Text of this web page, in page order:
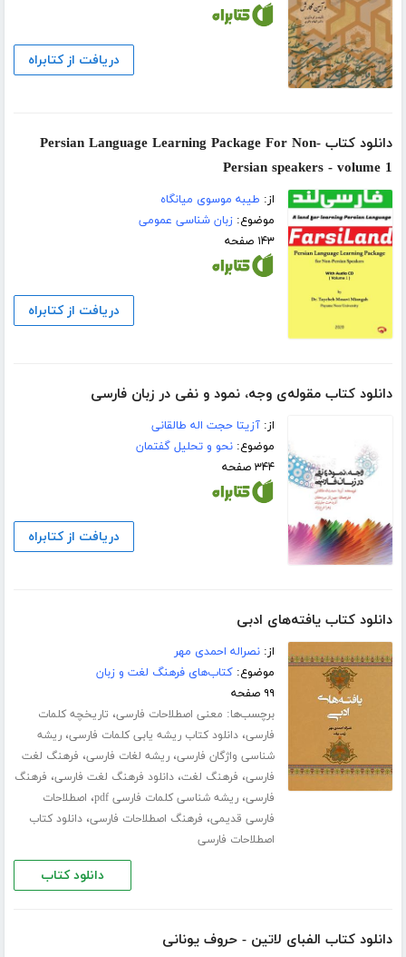
دریافت از کتابراه
دانلود کتاب Persian Language Learning Package For Non-
Persian speakers - volume 1
از: طیبه موسوی میانگاه
موضوع:زبان شناسی عمومی
۱۴۳ صفحه
دریافت از کتابراه
دانلود کتاب مقوله‌ی وجه، نمود و نفی در زبان فارسی
از:آزیتا حجت اله طالقانی
موضوع:نحو و تحلیل گفتمان
۳۴۴ صفحه
دریافت از کتابراه
دانلود کتاب یافته‌های ادبی
از:نصراله احمدی مهر
موضوع:کتاب‌های فرهنگ لغت و زبان
۹۹ صفحه
برچسب‌ها: معنی اصطلاحات فارسی، تاریخچه کلمات
فارسی،دانلود کتاب ریشه یابی کلمات فارسی،ریشه
شناسی واژگان فارسی،ریشه لغات فارسی، فرهنگ لغت
فارسی، فرهنگ لغت،دانلود فرهنگ لغت فارسی، فرهنگ
فارسی،ریشه شناسی کلمات فارسی pdf ، اصطلاحات
فارسی قدیمی، فرهنگ اصطلاحات فارسی،دانلود کتاب
اصطلاحات فارسی
دانلود کتاب
دانلود کتاب الفبای لاتین - حروف یونانی